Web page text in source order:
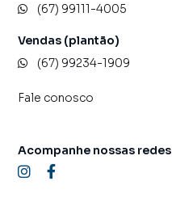
(67) 99111-4005
Vendas (plantão)
(67) 99234-1909
Fale conosco
Acompanhe nossas redes